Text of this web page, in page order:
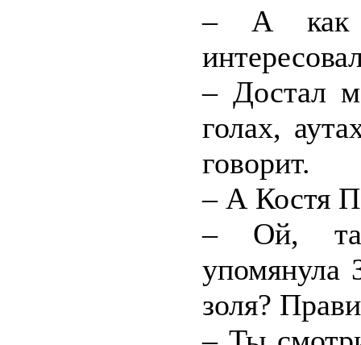
– А как
– Достал
голах,
говорит.
– А Костя
– Ой,
упомянула
золя?